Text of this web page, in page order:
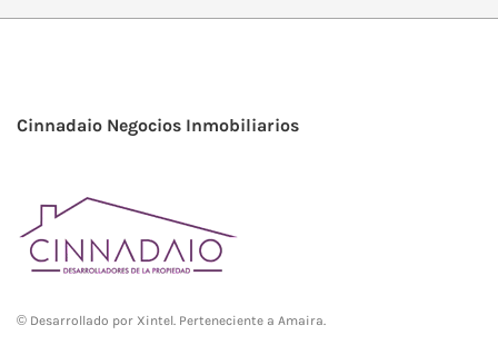
Cinnadaio Negocios Inmobiliarios
© Desarrollado por Xintel . Perteneciente a Amaira.